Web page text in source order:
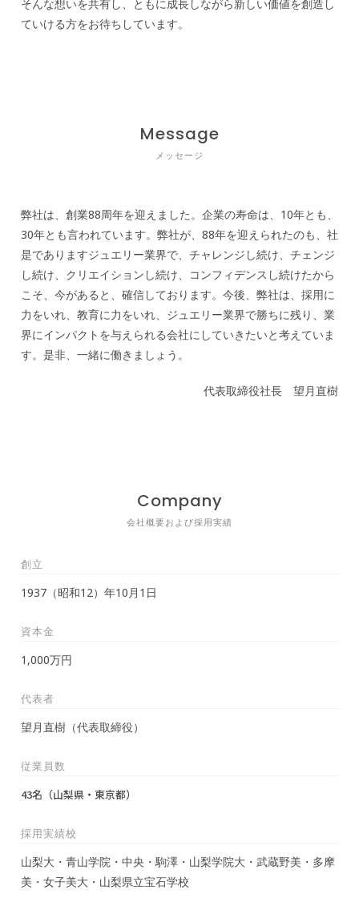
そんな想いを共有し、ともに成長しながら新しい価値を創造し
ていける方をお待ちしています。
Message
メッセージ
弊社は、創業88周年を迎えました。企業の寿命は、10年とも、
30年とも言われています。弊社が、88年を迎えられたのも、社
是でありますジュエリー業界で、チャレンジし続け、チェンジ
し続け、クリエイションし続け、コンフィデンスし続けたから
こそ、今があると、確信しております。今後、弊社は、採用に
力をいれ、教育に力をいれ、ジュエリー業界で勝ちに残り、業
界にインパクトを与えられる会社にしていきたいと考えていま
す。是非、一緒に働きましょう。
代表取締役社長 望月直樹
Company
会社概要および採用実績
創立
1937（昭和12）年10月1日
資本金
1,000万円
代表者
望月直樹（代表取締役）
従業員数
43名（山梨県・東京都）
採用実績校
山梨大・青山学院・中央・駒澤・山梨学院大・武蔵野美・多摩
美・女子美大・山梨県立宝石学校